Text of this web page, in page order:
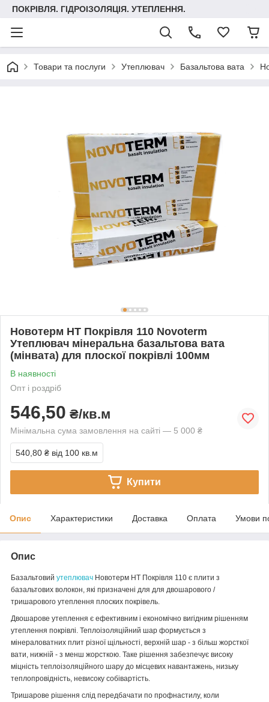
ПОКРІВЛЯ. ГІДРОІЗОЛЯЦІЯ. УТЕПЛЕННЯ.
Товари та послуги Утеплювач Базальтова вата
Новотерм НТ Покрівля 110 Novoterm
Утеплювач мінеральна базальтова вата
(мінвата) для плоскої покрівлі 100мм
В наявності
Опт і роздріб
546,50 ₴/кв.м
Мінімальна сума замовлення на сайті — 5 000 ₴
540,80 ₴ від 100 кв.м
Купити
Опис Характеристики Доставка Оплата Умови
Опис
Базальтовий утеплювач Новотерм НТ Покрівля 110 є плити з
базальтових волокон, які призначені для для двошарового /
тришарового утеплення плоских покрівель.
Двошарове утеплення є ефективним і економічно вигідним рішенням
утеплення покрівлі. Теплоізоляційний шар формується з
мінераловатних плит різної щільності, верхній шар - з більш жорсткої
вати, нижній - з менш жорсткою. Таке рішення забезпечує високу
міцність теплоізоляційного шару до місцевих навантажень, низьку
теплопровідність, невисоку собівартість.
Тришарове рішення слід передбачати по профнастилу, коли